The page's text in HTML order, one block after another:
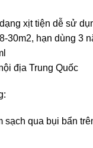
xịt tiện dễ sử
30m2, hạn dùng 3
địa Trung Quốc
sạch qua bụi bẩn